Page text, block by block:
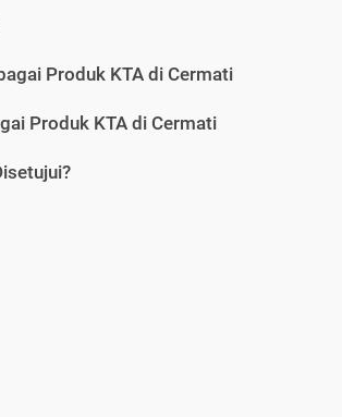
Produk KTA di Cermati
Produk KTA di Cermati